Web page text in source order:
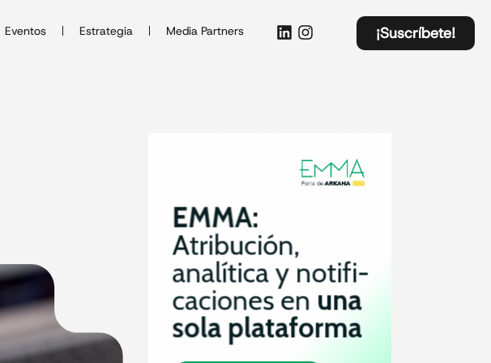
Eventos Estrategia Media Partners ¡Suscríbete!